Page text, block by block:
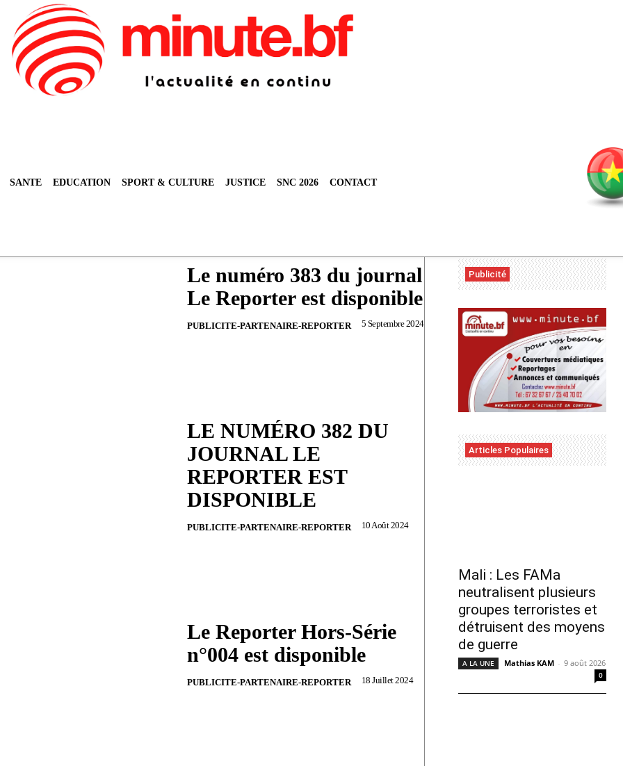
SANTE EDUCATION SPORT & CULTURE JUSTICE SNC 2026 CONTACT
Le numéro 383 du journal
Le Reporter est disponible
PUBLICITE-PARTENAIRE-REPORTER 5 Septembre 2024
LE NUMÉRO 382 DU
JOURNAL LE
REPORTER EST
DISPONIBLE
PUBLICITE-PARTENAIRE-REPORTER 10 Août 2024
Le Reporter Hors-Série
n°004 est disponible
PUBLICITE-PARTENAIRE-REPORTER 18 Juillet 2024
Publicité
Articles Populaires
Mali : Les FAMa
neutralisent plusieurs
groupes terroristes et
détruisent des moyens
de guerre
A LA UNE Mathias KAM - 9 août 2026
0